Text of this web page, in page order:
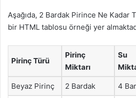
Aşağıda, 2 Bardak Pirince Ne Kadar
bir HTML tablosu örneği yer
Pirinç Türü
Pirinç
Miktarı
Su
Beyaz Pirinç 2 Bardak 4